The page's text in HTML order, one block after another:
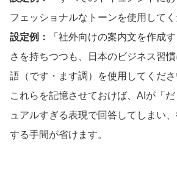
フェッショナルなトーンを使用してく
設定例：
「社外向けの案内文を作成
さを持ちつつも、日本のビジネス習
語（です・ます調）を使用してくださ
これらを記憶させておけば、AIが「
ュアルすぎる表現で回答してしまい
する手間が省けます。